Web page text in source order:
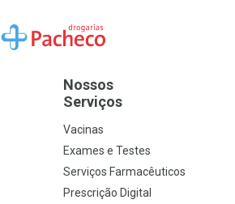
Ir para a Home
Nossos
Serviços
Vacinas
Exames e Testes
Serviços Farmacêuticos
Prescrição Digital